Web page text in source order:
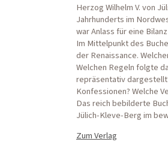
Herzog Wilhelm V. von
Jahrhunderts im
war Anlass für eine
Im Mittelpunkt des
der Renaissance.
Welchen Regeln folgte
repräsentativ
Konfessionen? Welche
Das reich bebilderte
Jülich-Kleve-Berg im
Zum Verlag